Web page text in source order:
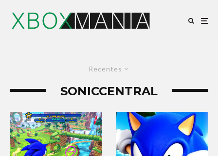
Recentes
SONICCENTRAL